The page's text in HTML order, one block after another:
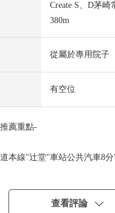
Create S、D茅崎
380m
從屬於專用院子
有空位
薦重點-
道本線"辻堂"車站公共汽車8
的交通便捷的辻堂站利用的位
查看評論